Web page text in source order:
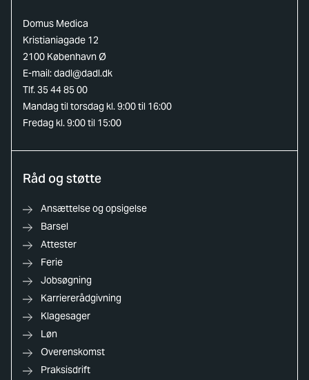
Domus Medica
Kristianiagade 12
2100 København Ø
E-mail:dadl@dadl.dk
Tlf. 35 44 85 00
Mandag til torsdag kl. 9:00 til 16:00
Fredag kl. 9:00 til 15:00
Råd og støtte
Ansættelse og opsigelse
Barsel
Attester
Ferie
Jobsøgning
Karriererådgivning
Klagesager
Løn
Overenskomst
Praksisdrift